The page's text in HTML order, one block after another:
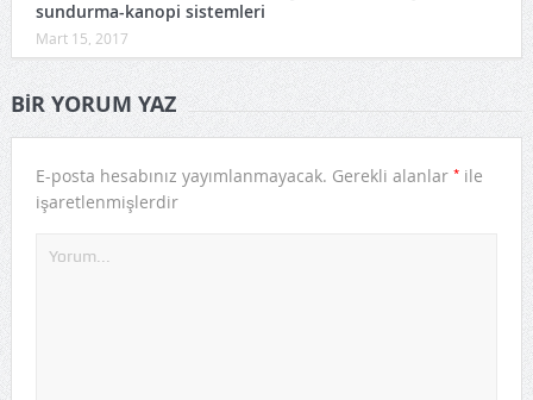
sundurma-kanopi sistemleri
Mart 15, 2017
BIR YORUM YAZ
E-posta hesabınız yayımlanmayacak. Gerekli alanlar *ile
işaretlenmişlerdir